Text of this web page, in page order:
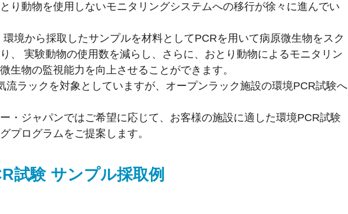
り動物を使用しないモニタリングシステムへの移行が徐々に進んでい
境から採取したサンプルを材料としてPCRを用いて病原微生物をスク
、 実験動物の使用数を減らし、さらに、おとり動物によるモニタリン
生物の監視能力を向上させることができます。
流ラックを対象としていますが、オープンラック施設の環境PCR試験へ
・ジャパンではご希望に応じて、お客様の施設に適した環境PCR試験
プログラムをご提案します。
試験 サンプル採取例